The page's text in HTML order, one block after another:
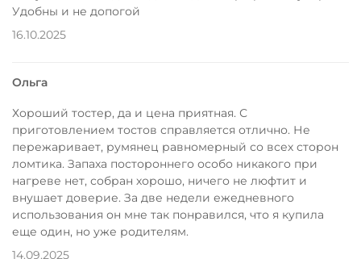
Удобны и не допогой
16.10.2025
Ольга
Хороший тостер, да и цена приятная. С
приготовлением тостов справляется отлично. Не
пережаривает, румянец равномерный со всех сторон
ломтика. Запаха постороннего особо никакого при
нагреве нет, собран хорошо, ничего не люфтит и
внушает доверие. За две недели ежедневного
использования он мне так понравился, что я купила
еще один, но уже родителям.
14.09.2025